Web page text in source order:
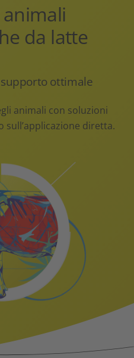
da latte
ottimale
animali con soluzioni
sull’applicazione diretta.